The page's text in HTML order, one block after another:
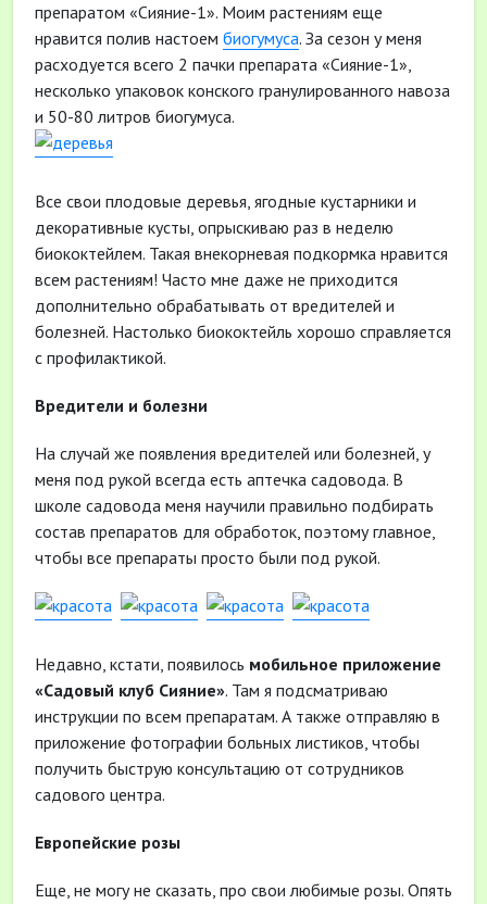
препаратом «Сияние-1». Моим растениям еще
нравится полив настоем биогумуса. За сезон у меня
расходуется всего 2 пачки препарата «Сияние-1»,
несколько упаковок конского гранулированного навоза
и 50-80 литров биогумуса.
Все свои плодовые деревья, ягодные кустарники и
декоративные кусты, опрыскиваю раз в неделю
биококтейлем. Такая внекорневая подкормка нравится
всем растениям! Часто мне даже не приходится
дополнительно обрабатывать от вредителей и
болезней. Настолько биококтейль хорошо справляется
с профилактикой.
Вредители и болезни
На случай же появления вредителей или болезней, у
меня под рукой всегда есть аптечка садовода. В
школе садовода меня научили правильно подбирать
состав препаратов для обработок, поэтому главное,
чтобы все препараты просто были под рукой.
Недавно, кстати, появилось мобильное приложение
«Садовый клуб Сияние». Там я подсматриваю
инструкции по всем препаратам. А также отправляю в
приложение фотографии больных листиков, чтобы
получить быструю консультацию от сотрудников
садового центра.
Европейские розы
Еще, не могу не сказать, про свои любимые розы. Опять